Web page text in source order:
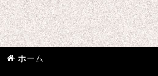
ジョジョの奇妙な冒険
さばげぶっ!
スーパーマリオブラザーズ
ホーム